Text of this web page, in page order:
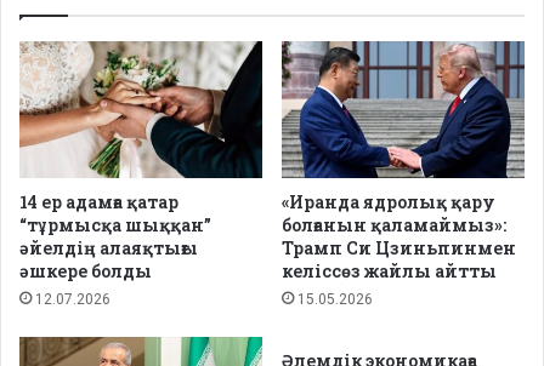
14 ер адамға қатар
“тұрмысқа шыққан”
әйелдің алаяқтығы
әшкере болды
12.07.2026
«Иранда ядролық қару
болғанын қаламаймыз»:
Трамп Си Цзиньпинмен
келіссөз жайлы айтты
15.05.2026
Әлемдік экономикаға